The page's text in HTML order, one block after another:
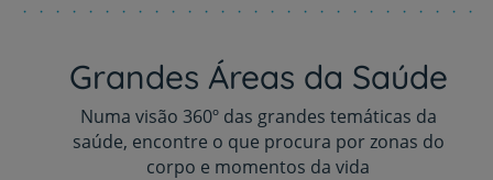
Grandes Áreas da Saúde
Numa visão 360º das grandes temáticas da
saúde, encontre o que procura por zonas do
corpo e momentos da vida